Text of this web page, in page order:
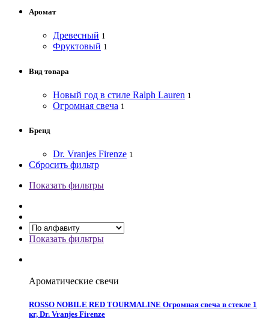
Аромат
Древесный 1
Фруктовый 1
Вид товара
Новый год в стиле Ralph Lauren 1
Огромная свеча 1
Бренд
Dr. Vranjes Firenze 1
Сбросить фильтр
Показать фильтры
Показать фильтры
Ароматические свечи
ROSSO NOBILE RED TOURMALINE Огромная свеча в стекле 1
кг, Dr. Vranjes Firenze